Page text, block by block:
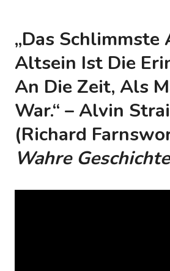
„Das Schlimmste
Altsein Ist Die
An Die Zeit, Als
War.“ – Alvin
(Richard
Wahre Geschichte